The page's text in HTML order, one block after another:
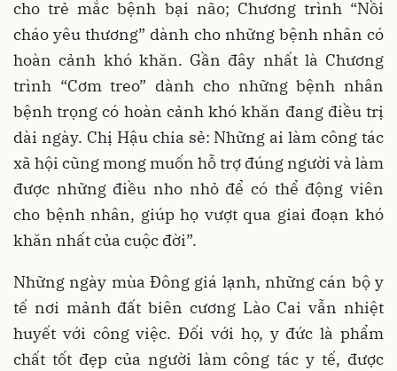
cho trẻ mắc bệnh bại não; Chương trình “Nồi
cháo yêu thương” dành cho những bệnh nhân có
hoàn cảnh khó khăn. Gần đây nhất là Chương
trình “Cơm treo” dành cho những bệnh nhân
bệnh trọng có hoàn cảnh khó khăn đang điều trị
dài ngày. Chị Hậu chia sẻ: Những ai làm công tác
xã hội cũng mong muốn hỗ trợ đúng người và làm
được những điều nho nhỏ để có thể động viên
cho bệnh nhân, giúp họ vượt qua giai đoạn khó
khăn nhất của cuộc đời”.
Những ngày mùa Đông giá lạnh, những cán bộ y
tế nơi mảnh đất biên cương Lào Cai vẫn nhiệt
huyết với công việc. Đối với họ, y đức là phẩm
chất tốt đẹp của người làm công tác y tế, được